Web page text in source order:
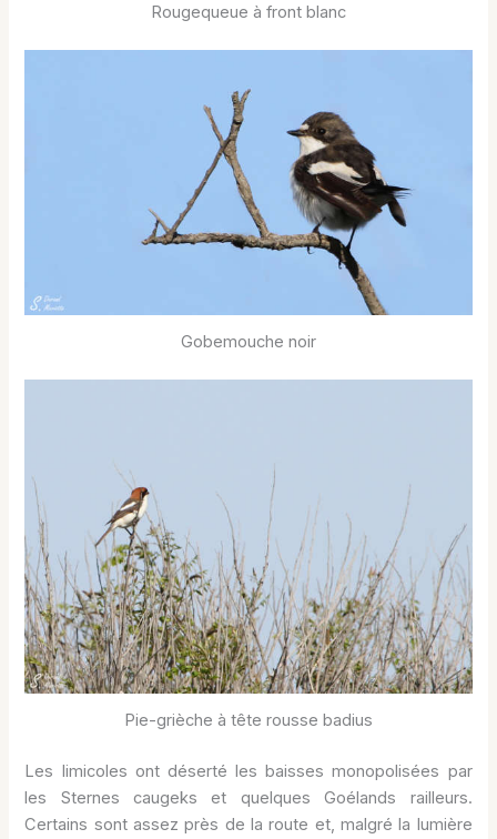
Rougequeue à front blanc
Gobemouche noir
Pie-grièche à tête rousse badius
Les limicoles ont déserté les baisses monopolisées par
les Sternes caugeks et quelques Goélands railleurs.
Certains sont assez près de la route et, malgré la lumière